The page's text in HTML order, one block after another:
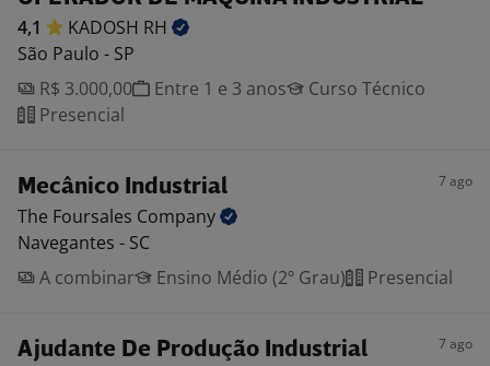
4,1 KADOSH RH
São Paulo - SP
R$ 3.000,00
Entre 1 e 3 anos
Curso Técnico
Presencial
Mecânico Industrial 7 ago
The Foursales Company
Navegantes - SC
A combinar
Ensino Médio (2º Grau) Presencial
Ajudante De Produção Industrial 7 ago